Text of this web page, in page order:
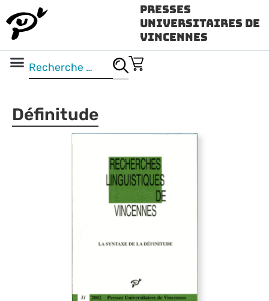
Presses
Universitaires de
Vincennes
Définitude